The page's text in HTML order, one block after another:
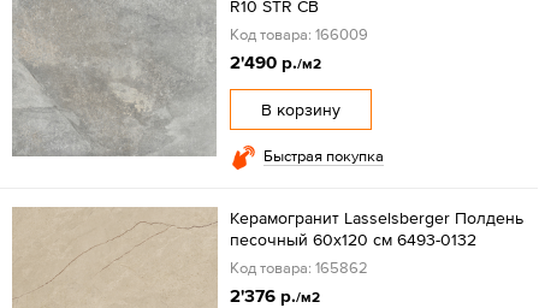
R10 STR СВ
Код товара: 166009
2'490 р./м2
В корзину
Быстрая покупка
Керамогранит Lasselsberger Полдень
песочный 60x120 см 6493-0132
Код товара: 165862
2'376 р./м2